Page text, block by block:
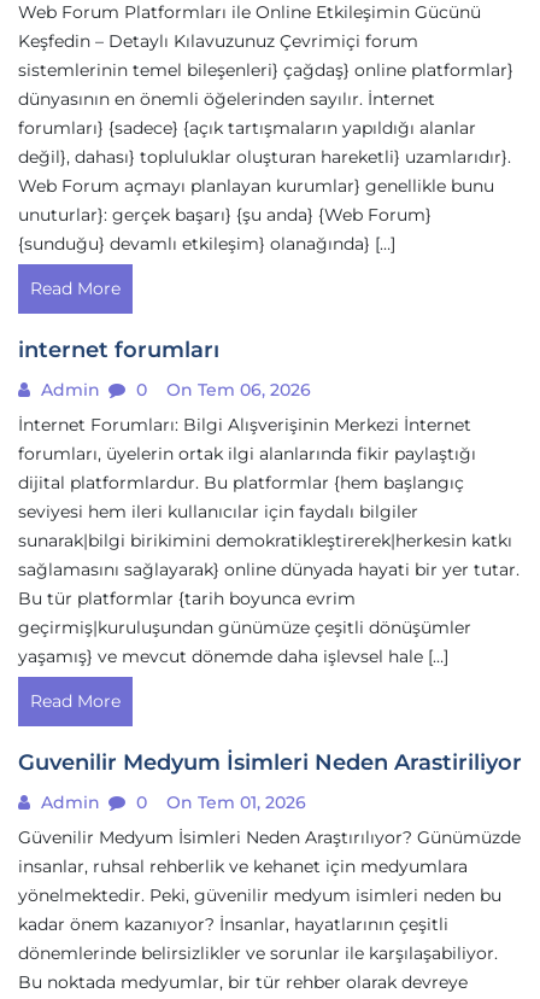
Web Forum Platformları ile Online Etkileşimin Gücünü
Keşfedin – Detaylı Kılavuzunuz Çevrimiçi forum
sistemlerinin temel bileşenleri} çağdaş} online platformlar}
dünyasının en önemli öğelerinden sayılır. İnternet
forumları} {sadece} {açık tartışmaların yapıldığı alanlar
değil}, dahası} topluluklar oluşturan hareketli} uzamlarıdır}.
Web Forum açmayı planlayan kurumlar} genellikle bunu
unuturlar}: gerçek başarı} {şu anda} {Web Forum}
{sunduğu} devamlı etkileşim} olanağında} […]
Read More
internet forumları
Admin 0
On Tem 06, 2026
İnternet Forumları: Bilgi Alışverişinin Merkezi İnternet
forumları, üyelerin ortak ilgi alanlarında fikir paylaştığı
dijital platformlardur. Bu platformlar {hem başlangıç
seviyesi hem ileri kullanıcılar için faydalı bilgiler
sunarak|bilgi birikimini demokratikleştirerek|herkesin katkı
sağlamasını sağlayarak} online dünyada hayati bir yer tutar.
Bu tür platformlar {tarih boyunca evrim
geçirmiş|kuruluşundan günümüze çeşitli dönüşümler
yaşamış} ve mevcut dönemde daha işlevsel hale […]
Read More
Guvenilir Medyum İsimleri Neden Arastiriliyor
Admin 0
On Tem 01, 2026
Güvenilir Medyum İsimleri Neden Araştırılıyor? Günümüzde
insanlar, ruhsal rehberlik ve kehanet için medyumlara
yönelmektedir. Peki, güvenilir medyum isimleri neden bu
kadar önem kazanıyor? İnsanlar, hayatlarının çeşitli
dönemlerinde belirsizlikler ve sorunlar ile karşılaşabiliyor.
Bu noktada medyumlar, bir tür rehber olarak devreye